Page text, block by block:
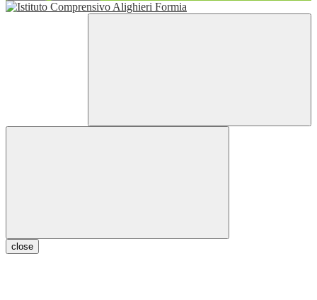
close